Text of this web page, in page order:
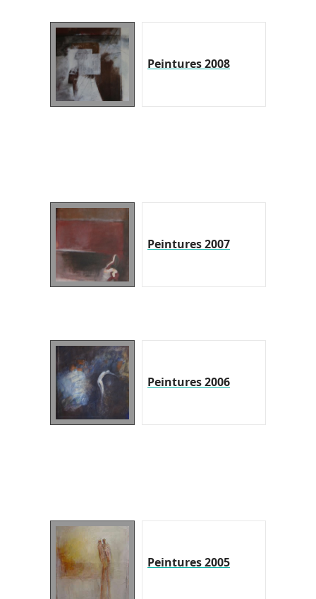
Peintures 2008
Peintures 2007
Peintures 2006
Peintures 2005